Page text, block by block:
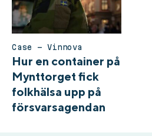
Case – Vinnova
Hur en container på
Mynttorget fick
folkhälsa upp på
försvarsagendan